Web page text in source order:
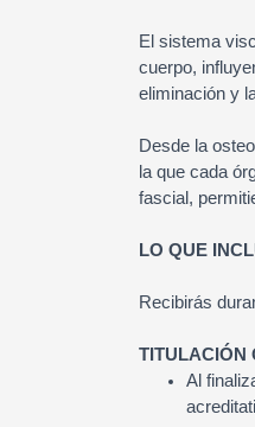
El sistema
cuerpo,
eliminación y
Desde la
la que cada
fascial,
LO QUE
Recibirás
TITULACIÓN
Al